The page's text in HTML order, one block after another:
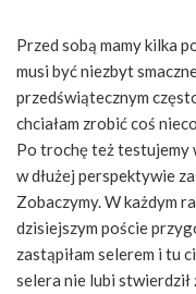
Przed sobą mamy kilka
musi być niezbyt
przedświątecznym
chciałam zrobić coś
Po trochę też testujemy
w dłużej perspektywie
Zobaczymy. W każdym
dzisiejszym poście
zastąpiłam selerem i tu
selera nie lubi stwierdził